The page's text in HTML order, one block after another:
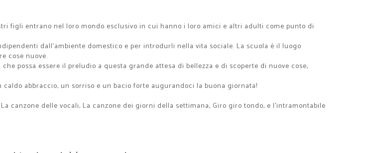
figli entrano nel loro mondo esclusivo in cui hanno i loro amici e altri adulti come punto di
dall'ambiente domestico e per introdurli nella vita sociale. La scuola è il luogo
cose nuove.
possa essere il preludio a questa grande attesa di bellezza e di scoperte di nuove cose,
abbraccio, un sorriso e un bacio forte augurandoci la buona giornata!
canzone delle vocali, La canzone dei giorni della settimana, Giro giro tondo, e l'intramontabile